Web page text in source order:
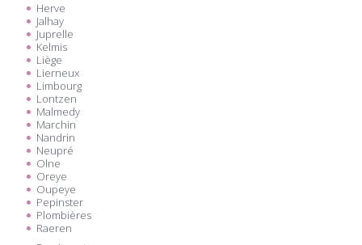
Herve
Jalhay
Juprelle
Kelmis
Liège
Lierneux
Limbourg
Lontzen
Malmedy
Marchin
Nandrin
Neupré
Olne
Oreye
Oupeye
Pepinster
Plombières
Raeren